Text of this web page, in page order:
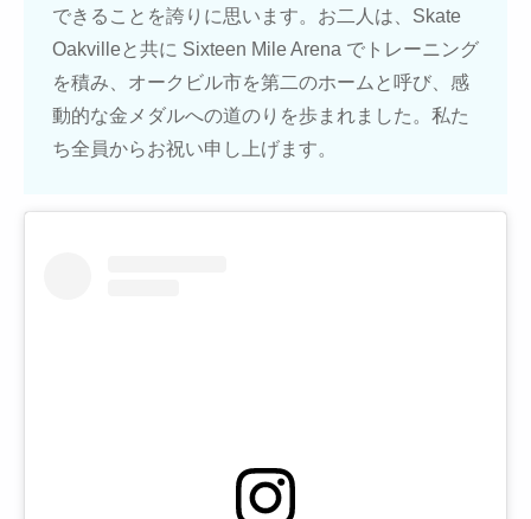
できることを誇りに思います。お二人は、Skate
Oakvilleと共に Sixteen Mile Arena でトレーニング
を積み、オークビル市を第二のホームと呼び、感
動的な金メダルへの道のりを歩まれました。私た
ち全員からお祝い申し上げます。